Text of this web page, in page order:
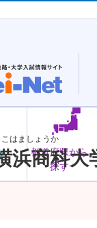
都道府県から
探す
こはましょうか
浜商科大